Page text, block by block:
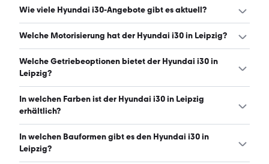
Ein guter Preis für einen Hyundai i30 in Leipzig liegt
starten ab 219 € monatlich. (Stand: 8.8.2026)
Wie viele Hyundai i30-Angebote gibt es aktuell?
Es gibt insgesamt 101 Hyundai i30 bei mobile.de, davon
Welche Motorisierung hat der Hyundai i30 in Leipzig?
Der Hyundai i30 in Leipzig hat Leistungen zwischen 99
und 275 PS. (Stand: 8.8.2026)
Welche Getriebeoptionen bietet der Hyundai i30 in
Leipzig?
Der Hyundai i30 in Leipzig ist mit automatischem und
manuellem Getriebe erhältlich. (Stand: 8.8.2026)
In welchen Farben ist der Hyundai i30 in Leipzig
erhältlich?
Den Hyundai i30 in Leipzig gibt es in folgenden Farben:
grau, weiß, schwarz, grün, blau, rot, silber und beige. Die
In welchen Bauformen gibt es den Hyundai i30 in
Leipzig?